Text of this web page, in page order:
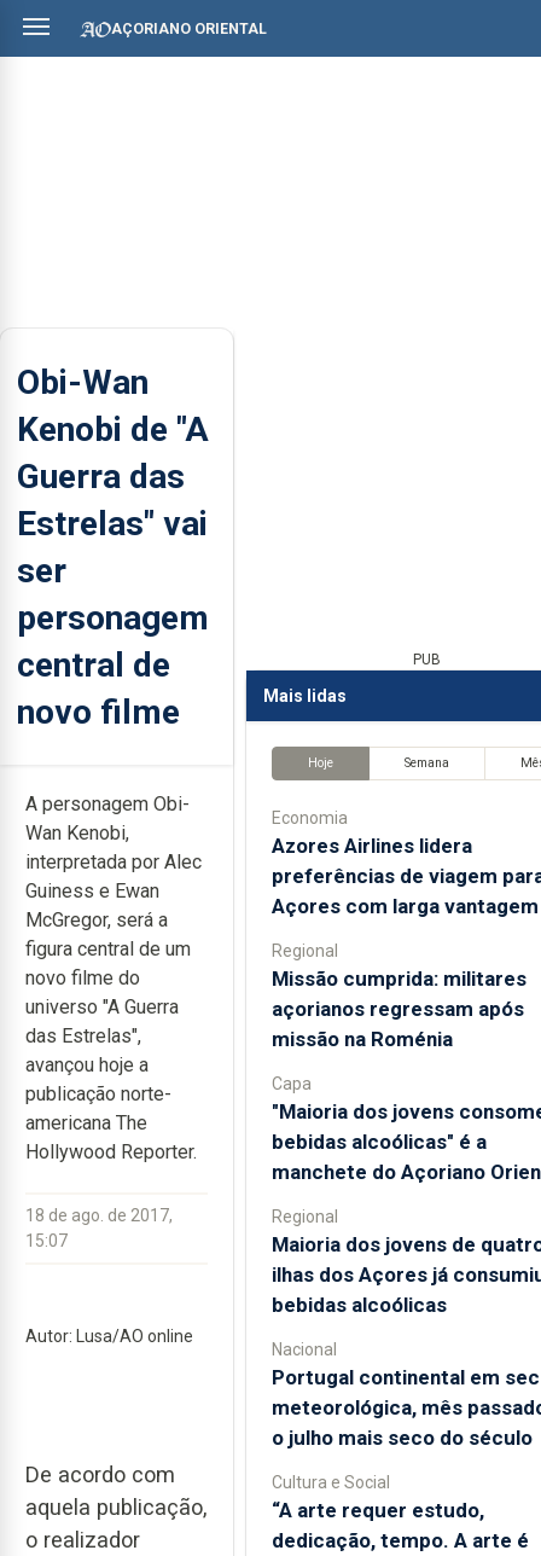
AÇORIANO ORIENTAL
Obi-Wan
Kenobi de "A
Guerra das
Estrelas" vai
ser
personagem
central de
novo filme
A personagem Obi-
Wan Kenobi,
interpretada por Alec
Guiness e Ewan
McGregor, será a
figura central de um
novo filme do
universo "A Guerra
das Estrelas",
avançou hoje a
publicação norte-
americana The
Hollywood Reporter.
18 de ago. de 2017,
15:07
Autor: Lusa/AO online
De acordo com
aquela publicação,
o realizador
PUB
Mais lidas
Hoje Semana
Economia
Azores Airlines lidera
preferências de viagem
Açores com larga vantagem
Regional
Missão cumprida: militares
açorianos regressam após
missão na Roménia
Capa
"Maioria dos jovens
bebidas alcoólicas" é a
manchete do Açoriano
Regional
Maioria dos jovens de
ilhas dos Açores já
bebidas alcoólicas
Nacional
Portugal continental em
meteorológica, mês
o julho mais seco do século
Cultura e Social
“A arte requer estudo,
dedicação, tempo. A arte é